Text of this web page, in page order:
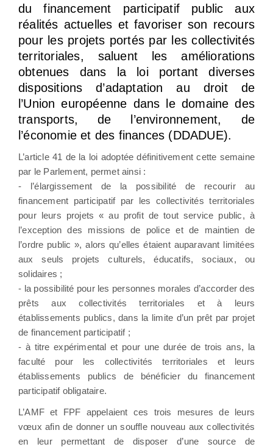
du financement participatif public aux
réalités actuelles et favoriser son recours
pour les projets portés par les collectivités
territoriales, saluent les améliorations
obtenues dans la loi portant diverses
dispositions d’adaptation au droit de
l’Union européenne dans le domaine des
transports, de l’environnement, de
l’économie et des finances (DDADUE).
L’article 41 de la loi adoptée définitivement cette semaine
par le Parlement, permet ainsi :
- l’élargissement de la possibilité de recourir au
financement participatif par les collectivités territoriales
pour leurs projets « au profit de tout service public, à
l’exception des missions de police et de maintien de
l’ordre public », alors qu’elles étaient auparavant limitées
aux seuls projets culturels, éducatifs, sociaux, ou
solidaires ;
- la possibilité pour les personnes morales d’accorder des
prêts aux collectivités territoriales et à leurs
établissements publics, dans la limite d’un prêt par projet
de financement participatif ;
- à titre expérimental et pour une durée de trois ans, la
faculté pour les collectivités territoriales et leurs
établissements publics de bénéficier du financement
participatif obligataire.
L’AMF et FPF appelaient ces trois mesures de leurs
vœux afin de donner un souffle nouveau aux collectivités
en leur permettant de disposer d’une source de